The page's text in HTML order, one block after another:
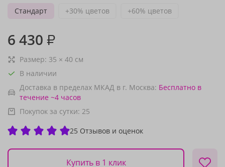
Стандарт
+30% цветов +60% цветов
6 430 ₽
Размер: 35 × 40 см
В наличии
Доставка в пределах МКАД в г. Москва: Бесплатно в
течение ~4 часов
Покупок за сутки: 25
25 Отзывов и оценок
Купить в 1 клик